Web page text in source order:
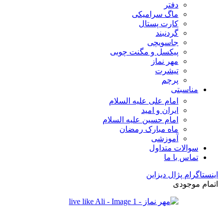
دفتر
ماگ سرامیکی
کارت پستال
گردنبند
جاسویچی
پیکسل و مگنت چوبی
مهر نماز
تیشرت
پرچم
مناسبتی
امام علی علیه السلام
ایران و امید
امام حسین علیه السلام
ماه مبارک رمضان
آموزشی
سوالات متداول
تماس با ما
اینستاگرام پژال دیزاین
اتمام موجودی